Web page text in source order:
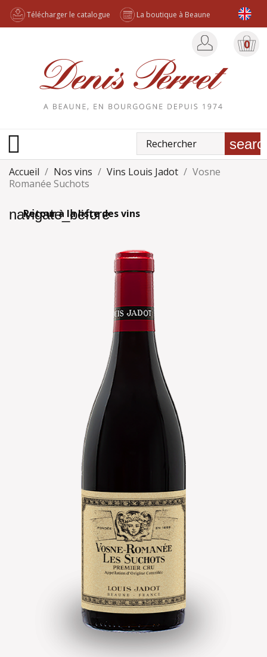
Télécharger le catalogue La boutique à Beaune
0

Accueil Nos vins Vins Louis Jadot
Vosne
Romanée Suchots
navigate_before
Retour à la liste des vins